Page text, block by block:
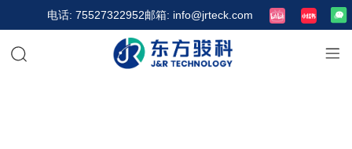
电话: 75527322952邮箱: info@jrteck.com